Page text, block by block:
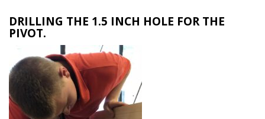
DRILLING THE 1.5 INCH HOLE FOR THE
PIVOT.